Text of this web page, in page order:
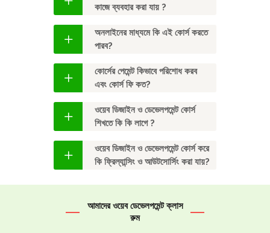
কাজে ব্যবহার করা যায় ?
অনলাইনের মাধ্যমে কি এই কোর্স করতে
পারব?
কোর্সের পেমেন্ট কিভাবে পরিশোধ করব
এবং কোর্স ফি কত?
ওয়েব ডিজাইন ও ডেভেলপমেন্ট কোর্স
শিখতে কি কি লাগে ?
ওয়েব ডিজাইন ও ডেভেলপমেন্ট কোর্স করে
কি ফ্রিল্যান্সিং ও আউটসোর্সিং করা যায়?
আমাদের ওয়েব ডেভেলপমেন্ট ক্লাস
রুম